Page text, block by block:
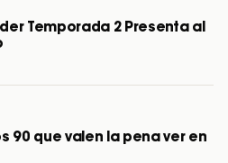
Temporada 2 Presenta al
90 que valen la pena ver en